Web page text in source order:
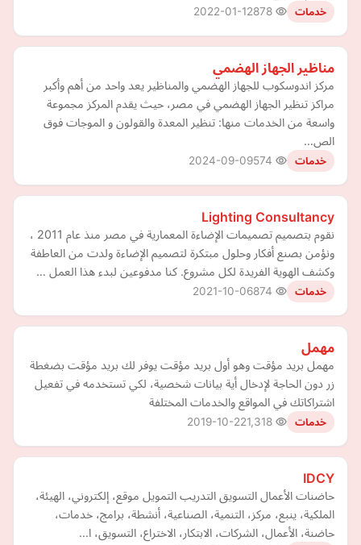
خدمات 2022-01-12
مناظير الجهاز الهضمي
مركز اندوسكوب للجهاز الهضمي والمناظير يعد واحد من أهم وأكبر
مراكز تنظير الجهاز الهضمي في مصر، حيث يقدم المركز مجموعة
واسعة من الخدمات منها: تنظير المعدة والقولون و الموجات فوق
الص…
خدمات 2024-09-09
Lighting Consultancy
نقوم بتصميم تصميمات الإضاءة المعمارية في مصر منذ عام 2011 ،
ونؤمن بصنع أفكار وحلول مبتكرة لتصميم الإضاءة ولدت من العاطفة
وكشف الهوية الفريدة لكل مشروع. كنا مدفوعين لبدء هذا العمل …
خدمات 2021-10-06
مهمل
مهمل بريد مؤقت وهو أول بريد مؤقت يوفر لك بريد مؤقت بضغطة
زر دون الحاجة لإدخال أية بيانات شخصية، لكي تستخدمه في تفعيل
اشتراكاتك في المواقع والخدمات المختلفة
خدمات 2019-10-22
IDCY
حاضنات الأعمال التسويق التدريب التمويل موقع، إلكتروني، الهيئة،
الملكية، ينبع، مركز، التنمية، الصناعية، أنشطة، برامج، خدمات،
حاضنة، الأعمال، الشركات، الابتكار، الاختراع، التسويق، ا…